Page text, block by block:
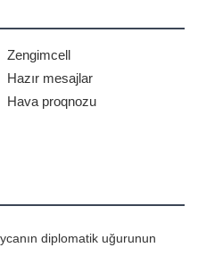
Zengimcell
Hazır mesajlar
Hava proqnozu
diplomatik uğurunun